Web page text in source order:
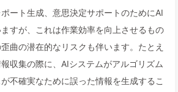
ート生成、意思決定サポートのためにAI
すが、これは作業効率を向上させるもの
曲の潜在的なリスクも伴います。たとえ
収集の際に、AIシステムがアルゴリズム
不確実なために誤った情報を生成するこ